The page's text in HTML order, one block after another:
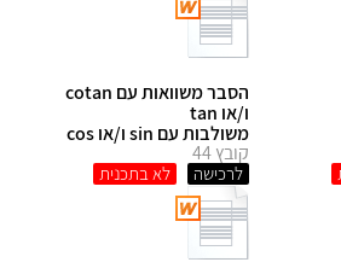
הסבר משוואות עם cotan
ו/או tan
משולבות עם sin ו/או cos
קובץ 44
לרכישה